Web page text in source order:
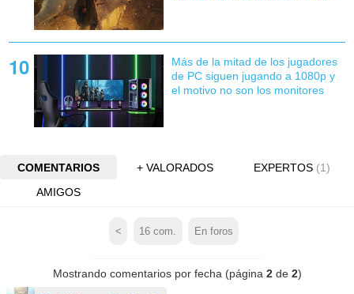
Más de la mitad de los jugadores
de PC siguen jugando a 1080p y
el motivo no son los monitores
COMENTARIOS + VALORADOS EXPERTOS (1)
AMIGOS
< 16 com. En foros
Mostrando comentarios por fecha (página 2de 2)